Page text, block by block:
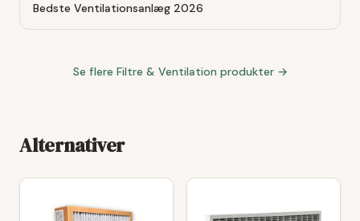
Bedste Ventilationsanlæg 2026
Se flere Filtre & Ventilation produkter →
Alternativer